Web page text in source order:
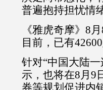
普遍抱持担忧情
《雅虎奇摩》8
目前，已有
针对“中国大陆
示，也将在8月9
券等规划促进内